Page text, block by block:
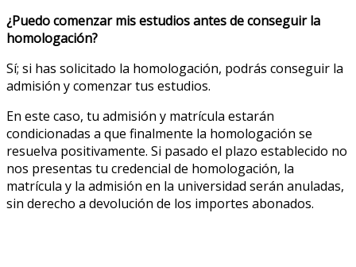
¿Puedo comenzar mis estudios antes de conseguir la
homologación?
Sí; si has solicitado la homologación, podrás conseguir la
admisión y comenzar tus estudios.
En este caso, tu admisión y matrícula estarán
condicionadas a que finalmente la homologación se
resuelva positivamente. Si pasado el plazo establecido no
nos presentas tu credencial de homologación, la
matrícula y la admisión en la universidad serán anuladas,
sin derecho a devolución de los importes abonados.